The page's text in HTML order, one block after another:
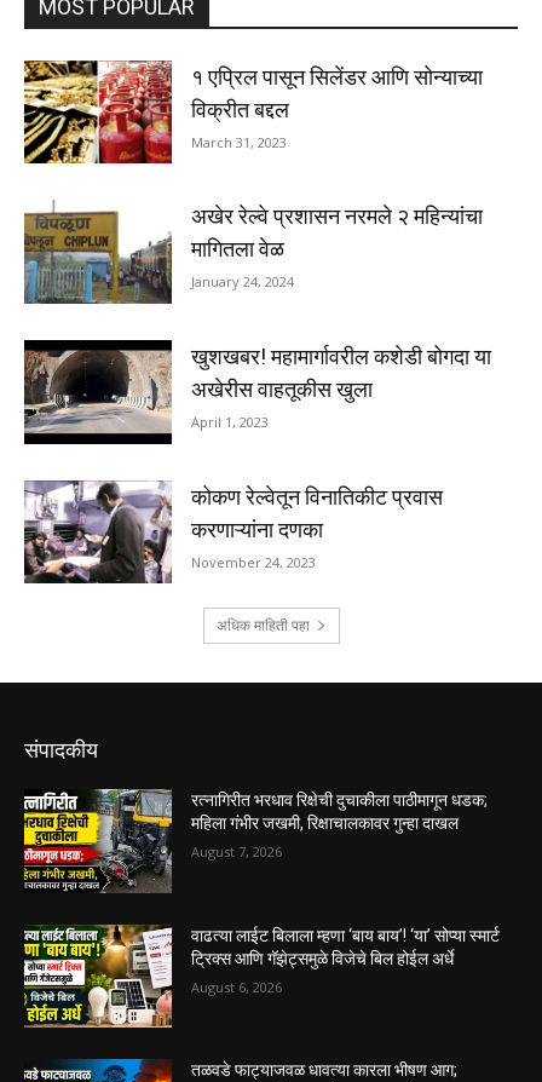
संपादकीय
रत्नागिरीत भरधाव रिक्षेची दुचाकीला पाठीमागून धडक;
महिला गंभीर जखमी, रिक्षाचालकावर गुन्हा दाखल
August 7, 2026
वाढत्या लाईट बिलाला म्हणा ‘बाय बाय’! ‘या’ सोप्या स्मार्ट
ट्रिक्स आणि गॅझेट्समुळे विजेचे बिल होईल अर्धे
August 6, 2026
तळवडे फाट्याजवळ धावत्या कारला भीषण आग;